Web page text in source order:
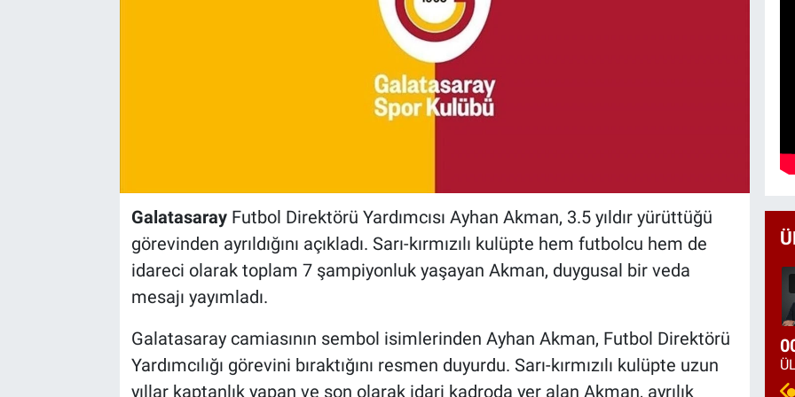
GalatasarayFutbol Direktörü Yardımcısı Ayhan Akman, 3.5 yıldır yürüttüğü
görevinden ayrıldığını açıkladı. Sarı-kırmızılı kulüpte hem futbolcu hem de
idareci olarak toplam 7 şampiyonluk yaşayan Akman, duygusal bir veda
mesajı yayımladı.
Galatasaray camiasının sembol isimlerinden Ayhan Akman, Futbol Direktörü
Yardımcılığı görevini bıraktığını resmen duyurdu. Sarı-kırmızılı kulüpte uzun
yıllar kaptanlık yapan ve son olarak idari kadroda yer alan Akman, ayrılık